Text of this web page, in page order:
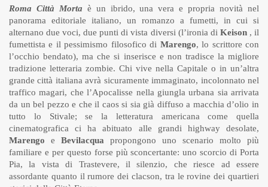
Roma Città Morta è un ibrido, una vera e propria novità nel
panorama editoriale italiano, un romanzo a fumetti, in cui si
alternano due voci, due punti di vista diversi (l’ironia di Keison , il
fumettista e il pessimismo filosofico di Marengo, lo scrittore con
l’occhio bendato), ma che si inserisce e non tradisce la migliore
tradizione letteraria zombie. Chi vive nella Capitale o in un’altra
grande città italiana avrà sicuramente immaginato, incolonnato nel
traffico magari, che l’Apocalisse nella giungla urbana sia arrivata
da un bel pezzo e che il caos si sia già diffuso a macchia d’olio in
tutto lo Stivale; se la letteratura americana come quella
cinematografica ci ha abituato alle grandi highway desolate,
Marengo e Bevilacqua propongono uno scenario molto più
familiare e per questo forse più sconcertante: uno scorcio di Porta
Pia, la vista di Trastevere, il silenzio, che riesce ad essere
assordante quanto il rumore dei clacson, tra le rovine dei quartieri